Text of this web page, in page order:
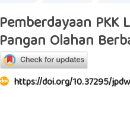
Pemberdayaan
Pangan Olahan
https://doi.org/10.37295/